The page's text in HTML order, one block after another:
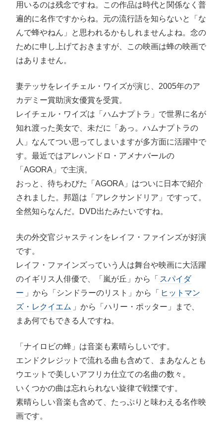
用いるのは残念ですね。この作品は時代と関係なく普
遍的に名作ですからね。元の流行語を知らないと「な
んで蜂やねん」と思われるかもしれませんよね。念の
ために申し上げておきますが、この映画は蜂の映画で
はありません。
妻テッサをレイチェル・ワイズが演じ、2005年のア
カデミー賞助演女優賞を受賞。
レイチェル・ワイズは「ハムナプトラ」で世界に名が
知れ渡った美女で、未だに「あっ。ハムナプトラの
人」なんてつい思ってしまいますが多方面に活躍中で
す。最近ではアレハンドロ・アメナバールの
「AGORA」で主演。
おっと、待ちわびた「AGORA」はついに日本で紹介
されました。邦題は「アレクサンドリア」ですって。
全然知らなんだ。DVD出たみたいですね。
夫の外交官ジャスティンをレイフ・ファインズが好演
です。
レイフ・ファインズっていう人は舞台や映画に大活躍
のイギリス人俳優で、「嵐が丘」から「 スパイダ
ー 」から「シンドラーのリスト」から「
ヒットマン
ズ・レクイエム 」から「ハリー・ポッター」まで、
まあ何でもできる人ですね。
「ナイロビの蜂」は音楽も素晴らしいです。
エンドクレジットで流れる曲も含めて、まあなんとも
ウエットで美しいアフリカ仕立ての名曲の数々。
いくつかの曲は忘れられない旋律で戦慄です。
素晴らしい音楽も含めて、たっぷりと味わえる名作映
画です。